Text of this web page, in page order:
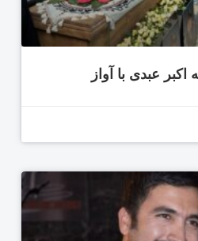
اکبر عبدی با آواز